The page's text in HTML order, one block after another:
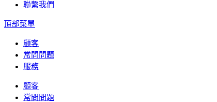
聯繫我們
頂部菜單
顧客
常問問題
服務
顧客
常問問題